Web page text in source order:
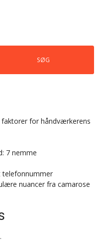
SØG
faktorer for håndværkerens
7 nemme
telefonnummer
nuancer fra camarose